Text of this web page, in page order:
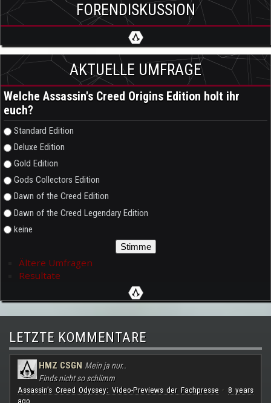
FORENDISKUSSION
AKTUELLE UMFRAGE
Welche Assassin's Creed Origins Edition holt ihr
euch?
Auswahlmöglichkeiten
Standard Edition
Deluxe Edition
Gold Edition
Gods Collectors Edition
Dawn of the Creed Edition
Dawn of the Creed Legendary Edition
keine
Ältere Umfragen
Resultate
LETZTE KOMMENTARE
HMZ CSGN Mein ja nur..
Finds nicht so schlimm
Assassin's Creed Odyssey: Video-Previews der Fachpresse· 8 years
ago